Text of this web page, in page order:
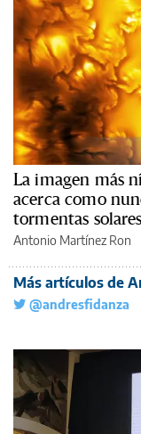
La imagen más
acerca como
tormentas solares
Antonio Martínez Ron
Más artículos de
@andresfidanza